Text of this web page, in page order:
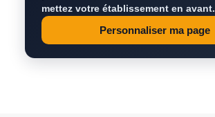
mettez votre établissement en avant.
Personnaliser ma page